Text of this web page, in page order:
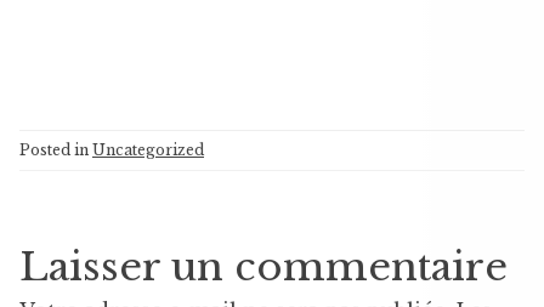
Posted in Uncategorized
Laisser un commentaire